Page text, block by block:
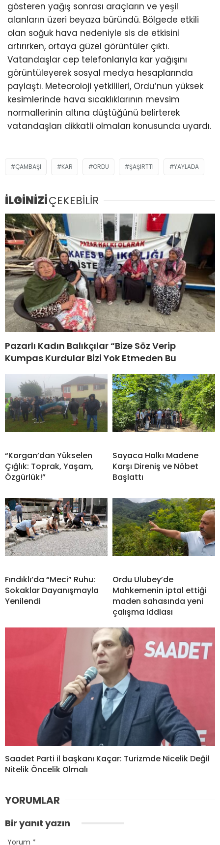
gösteren yağış sonrası araçların ve yeşil
alanların üzeri beyaza büründü. Bölgede etkili
olan soğuk hava nedeniyle sis de etkisini
artırırken, ortaya güzel görüntüler çıktı.
Vatandaşlar cep telefonlarıyla kar yağışını
görüntüleyerek sosyal medya hesaplarında
paylaştı. Meteoroloji yetkilileri, Ordu’nun yüksek
kesimlerinde hava sıcaklıklarının mevsim
normallerinin altına düştüğünü belirterek
vatandaşları dikkatli olmaları konusunda uyardı.
ÇAMBAŞI KAR ORDU ŞAŞIRTTI YAYLADA
İLGİNİZİÇEKEBİLİR
Pazarlı Kadın Balıkçılar “Bize Söz Verip
Kumpas Kurdular Bizi Yok Etmeden Bu
“Korgan’dan Yükselen
Çığlık: Toprak, Yaşam,
Özgürlük!”
Sayaca Halkı Madene
Karşı Direniş ve Nöbet
Başlattı
Fındıklı’da “Meci” Ruhu:
Sokaklar Dayanışmayla
Yenilendi
Ordu Ulubey’de
Mahkemenin iptal ettiği
maden sahasında yeni
çalışma iddiası
Saadet Parti il başkanı Kaçar: Turizmde Nicelik Değil
Nitelik Öncelik Olmalı
YORUMLAR
Bir yanıt yazın
Yorum *